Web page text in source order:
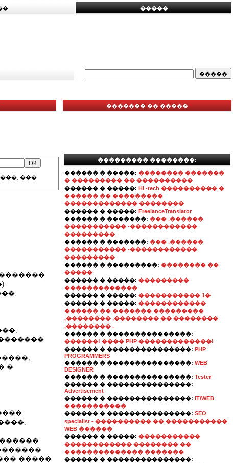
�����
���
�
�����
������� �� �����
��������� ��������:
������ � �����: �������� �������
� ��������� �� ����������
������ � �����: Hi -tech ���������� �
������ �� ���������
������������� ��������
������ � �����: FreelanceTranslator
������ � �������: ��� .������
����������� -������������
���������
������ � �������: ��� .������
����������� -������������
���������
������ � ���������: �������� ��
�����
������ � �����: ���������
�������������
������ � �����: ����������� 1�
������ � �����: ������������
������ �� ������� ���������
,�������� ,�������� �� ��������
,�������� .
������ � ���������������:
������! ���� PHP �������������!
������ � ���������������: PHP
PROGRAMMERS
������ � ���������������: WEB
DESIGNER
������ � ���������������: Tester
������ � ���������������:
Advertisement
������ � ���������������: IT/WEB
�����������
������ � ���������������: SEO
specialist - ���������� �� �����������
WEB ������
������ � �����: �����������
������������ �������� ��
�������������� �������
������ � ���������������: